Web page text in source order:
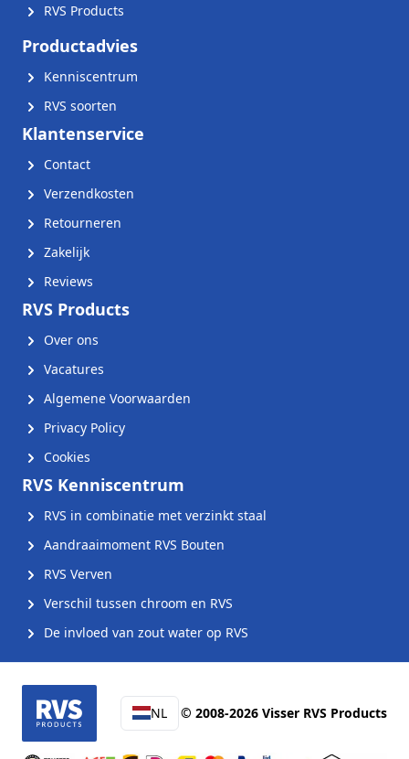
RVS Products
Productadvies
Kenniscentrum
RVS soorten
Klantenservice
Contact
Verzendkosten
Retourneren
Zakelijk
Reviews
RVS Products
Over ons
Vacatures
Algemene Voorwaarden
Privacy Policy
Cookies
RVS Kenniscentrum
RVS in combinatie met verzinkt staal
Aandraaimoment RVS Bouten
RVS Verven
Verschil tussen chroom en RVS
De invloed van zout water op RVS
NL © 2008-2026 Visser RVS Products